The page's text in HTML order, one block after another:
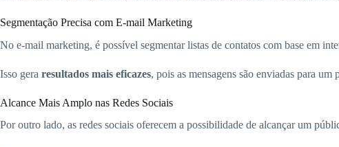
Segmentação Precisa com E-mail Marketing
No e-mail marketing, é possível segmentar listas de contatos com base em
Isso gera resultados mais eficazes, pois as mensagens são enviadas para
Alcance Mais Amplo nas Redes Sociais
Por outro lado, as redes sociais oferecem a possibilidade de alcançar um